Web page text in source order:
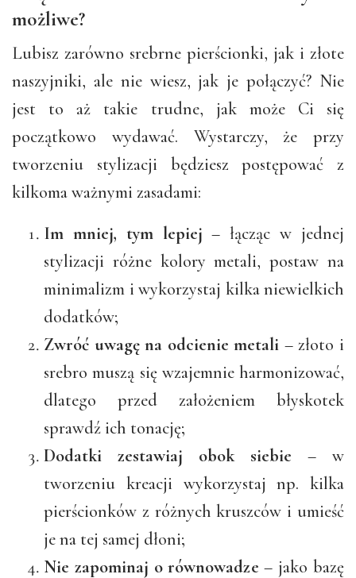
możliwe?
Lubisz zarówno srebrne pierścionki, jak i złote
naszyjniki, ale nie wiesz, jak je połączyć? Nie
jest to aż takie trudne, jak może Ci się
początkowo wydawać. Wystarczy, że przy
tworzeniu stylizacji będziesz postępować z
kilkoma ważnymi zasadami:
Im mniej, tym lepiej– łącząc w jednej
stylizacji różne kolory metali, postaw na
minimalizm i wykorzystaj kilka niewielkich
dodatków;
Zwróć uwagę na odcienie metali – złoto i
srebro muszą się wzajemnie harmonizować,
dlatego przed założeniem błyskotek
sprawdź ich tonację;
Dodatki zestawiaj obok siebie – w
tworzeniu kreacji wykorzystaj np. kilka
pierścionków z różnych kruszców i umieść
je na tej samej dłoni;
Nie zapominaj o równowadze– jako bazę